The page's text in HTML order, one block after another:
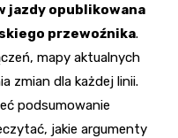
jazdy opublikowana
przewoźnika.
mapy aktualnych
zmian dla każdej linii.
podsumowanie
jakie argumenty